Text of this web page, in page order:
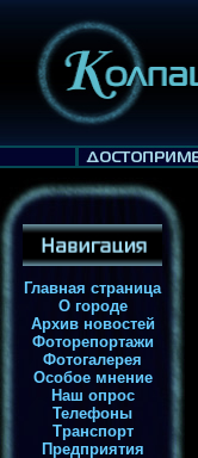
Главная страница
О городе
Архив новостей
Фоторепортажи
Фотогалерея
Особое мнение
Наш опрос
Телефоны
Транспорт
Предприятия